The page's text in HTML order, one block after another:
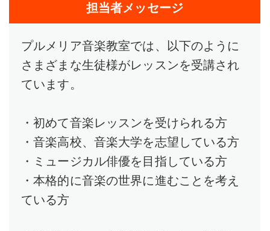
担当者メッセージ
プルメリア音楽教室では、以下のように
さまざまな生徒様がレッスンを受講され
ています。
・初めて音楽レッスンを受けられる方
・音楽高校、音楽大学を志望している方
・ミュージカル俳優を目指している方
・本格的に音楽の世界に進むことを考え
ている方